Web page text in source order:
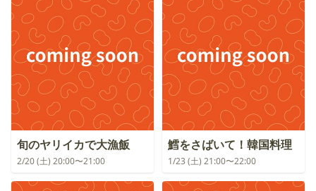
旬のヤリイカで大漁飯
2/20 (土) 20:00〜21:00
鱈をさばいて！韓国料理
1/23 (土) 21:00〜22:00